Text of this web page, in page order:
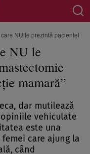
NU le prezintă pacientelor
NU le
mamară”
dar mutilează
vehiculate
este una
care ajung la
când